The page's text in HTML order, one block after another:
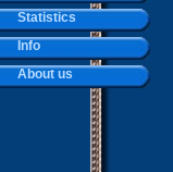
Statistics
Info
About us